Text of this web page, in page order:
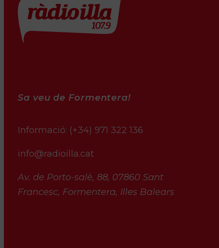
Sa veu de Formentera!
Informació: (+34) 971 322 136
info@radioilla.cat
Av. de Porto-salè, 88, 07860 Sant
Francesc, Formentera, Illes Balears